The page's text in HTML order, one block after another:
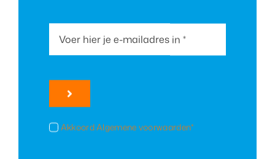
Akkoord Algemene voorwaarden*